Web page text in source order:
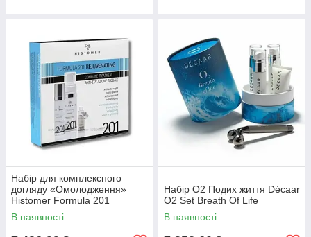
Набір для комплексного
догляду «Омолодження»
Histomer Formula 201
Rejuvenating Complete
Treatment Kit
В наявності
Набір O2 Подих життя Décaar
O2 Set Breath Of Life
В наявності